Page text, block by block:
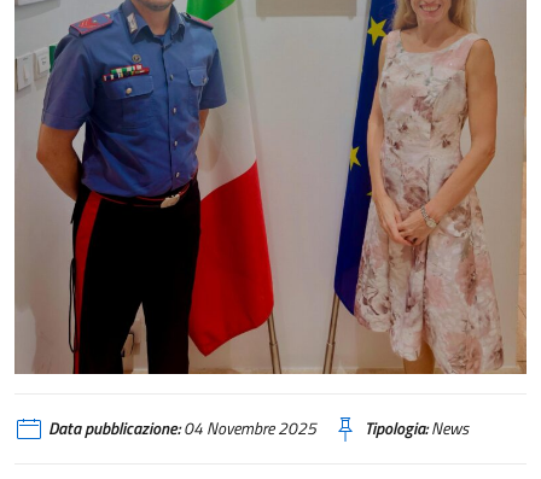
Data pubblicazione:04 Novembre 2025 Tipologia:News